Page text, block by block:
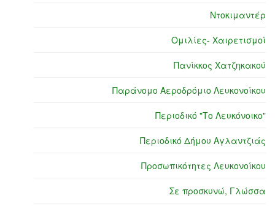
Ντοκιμαντέρ
Ομιλίες- Χαιρετισμοί
Πανίκκος Χατζηκακού
Παράνομο Αεροδρόμιο Λευκονοίκου
Περιοδικό "Το Λευκόνοικο"
Περιοδικό Δήμου Αγλαντζιάς
Προσωπικότητες Λευκονοίκου
Σε προσκυνώ, Γλώσσα